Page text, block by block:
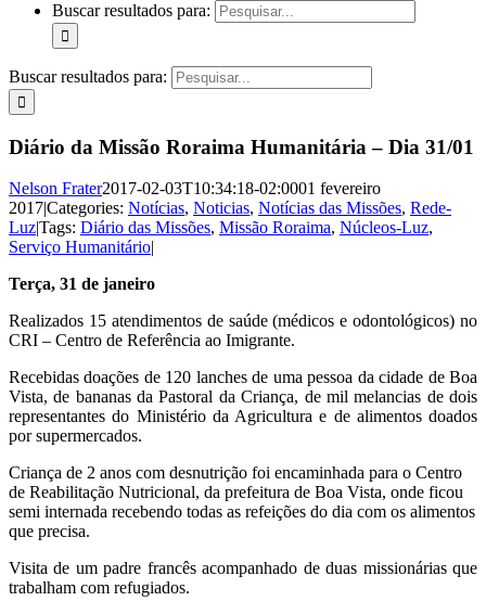
Buscar resultados para:
Buscar resultados para:
Diário da Missão Roraima Humanitária – Dia 31/01
Nelson Frater2017-02-03T10:34:18-02:0001 fevereiro
2017|Categories: Notícias, Noticias, Notícias das Missões, Rede-
Luz|Tags: Diário das Missões, Missão Roraima, Núcleos-Luz,
Serviço Humanitário|
Terça, 31 de janeiro
Realizados 15 atendimentos de saúde (médicos e odontológicos) no
CRI – Centro de Referência ao Imigrante.
Recebidas doações de 120 lanches de uma pessoa da cidade de Boa
Vista, de bananas da Pastoral da Criança, de mil melancias de dois
representantes do Ministério da Agricultura e de alimentos doados
por supermercados.
Criança de 2 anos com desnutrição foi encaminhada para o Centro
de Reabilitação Nutricional, da prefeitura de Boa Vista, onde ficou
semi internada recebendo todas as refeições do dia com os alimentos
que precisa.
Visita de um padre francês acompanhado de duas missionárias que
trabalham com refugiados.